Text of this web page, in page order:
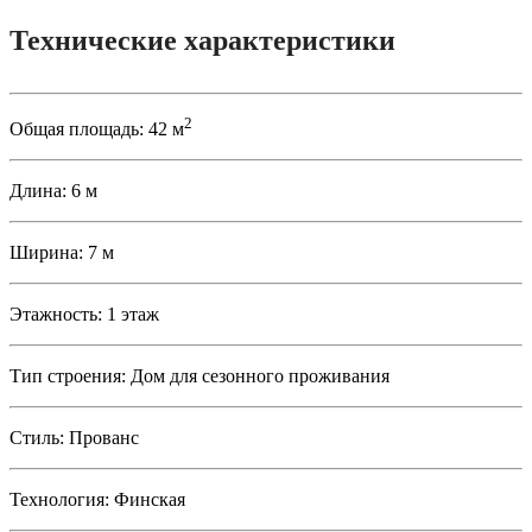
Технические характеристики
Общая площадь: 42 м2
Длина: 6 м
Ширина: 7 м
Этажность: 1 этаж
Тип строения: Дом для сезонного проживания
Стиль: Прованс
Технология: Финская